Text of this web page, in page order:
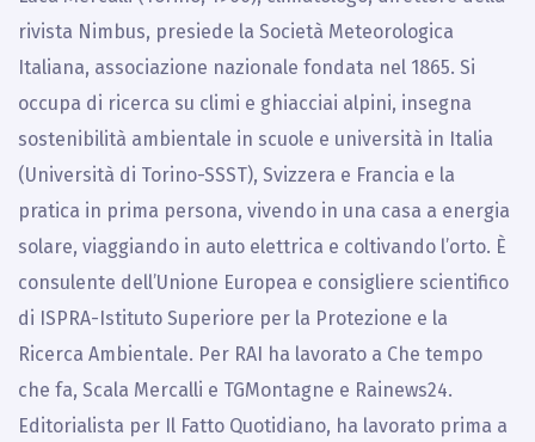
rivista Nimbus, presiede la Società Meteorologica
Italiana, associazione nazionale fondata nel 1865. Si
occupa di ricerca su climi e ghiacciai alpini, insegna
sostenibilità ambientale in scuole e università in Italia
(Università di Torino-SSST), Svizzera e Francia e la
pratica in prima persona, vivendo in una casa a energia
solare, viaggiando in auto elettrica e coltivando l’orto. È
consulente dell’Unione Europea e consigliere scientifico
di ISPRA-Istituto Superiore per la Protezione e la
Ricerca Ambientale. Per RAI ha lavorato a Che tempo
che fa, Scala Mercalli e TGMontagne e Rainews24.
Editorialista per Il Fatto Quotidiano, ha lavorato prima a